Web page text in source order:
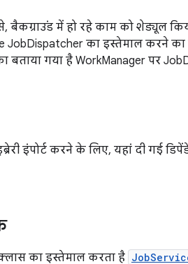
बैकग्राउंड में हो रहे काम को शेड्यूल
का इस्तेमाल करने
बताया गया है WorkManager पर
इंपोर्ट करने के लिए, यहां दी गई
का इस्तेमाल करता है